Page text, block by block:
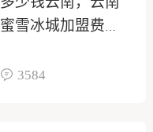
蜜雪冰城加盟费明
3584